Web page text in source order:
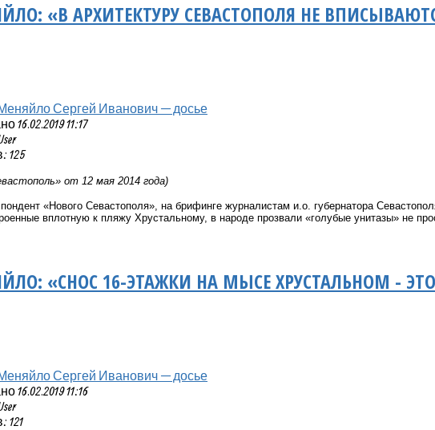
«В АРХИТЕКТУРУ СЕВАСТОПОЛЯ НЕ
Сергей Иванович — досье
16.02.2019 11:17
125
от 12 мая 2014 года)
«Нового Севастополя», на брифинге журналистам и.о. губернатора
вплотную к пляжу Хрустальному, в народе прозвали «голубые унитазы» не
«СНОС 16-ЭТАЖКИ НА МЫСЕ ХРУСТАЛЬНОМ -
Сергей Иванович — досье
16.02.2019 11:16
121